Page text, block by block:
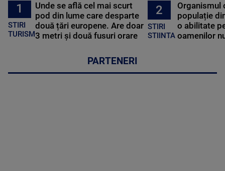
1
STIRI
TURISM
Unde se află cel mai scurt
pod din lume care desparte
două țări europene. Are doar
3 metri și două fusuri orare
2
STIRI
STIINTA
Organismul
populație
o abilitate
oamenilor
PARTENERI